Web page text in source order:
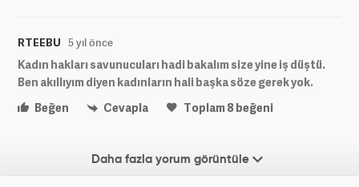
RTEEBU 5 yıl önce
Kadın hakları savunucuları hadi bakalım size yine iş düştü.
Ben akıllıyım diyen kadınların hali başka söze gerek yok.
Beğen
Cevapla Toplam8beğeni
Daha fazla yorum görüntüle